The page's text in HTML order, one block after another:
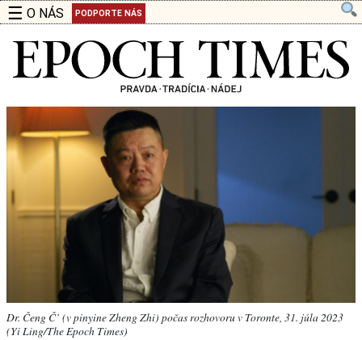
☰ O NÁS PODPORTE NÁS
Dr. Čeng Č’ (v pinyine Zheng Zhi) počas rozhovoru v Toronte, 31. júla 2023
(Yi Ling/The Epoch Times)